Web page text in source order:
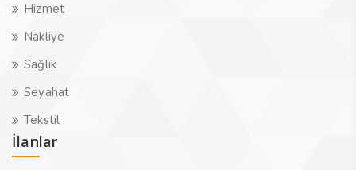
Hizmet
Nakliye
Sağlık
Seyahat
Tekstil
İlanlar